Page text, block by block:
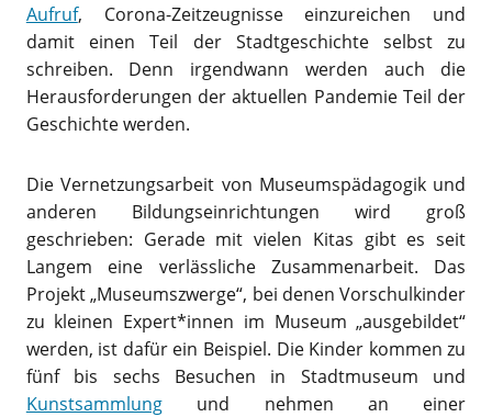
Aufruf, Corona-Zeitzeugnisse einzureichen und
damit einen Teil der Stadtgeschichte selbst zu
schreiben. Denn irgendwann werden auch die
Herausforderungen der aktuellen Pandemie Teil der
Geschichte werden.
Die Vernetzungsarbeit von Museumspädagogik und
anderen Bildungseinrichtungen wird groß
geschrieben: Gerade mit vielen Kitas gibt es seit
Langem eine verlässliche Zusammenarbeit. Das
Projekt „Museumszwerge“, bei denen Vorschulkinder
zu kleinen Expert*innen im Museum „ausgebildet“
werden, ist dafür ein Beispiel. Die Kinder kommen zu
fünf bis sechs Besuchen in Stadtmuseum und
Kunstsammlungund nehmen an einer